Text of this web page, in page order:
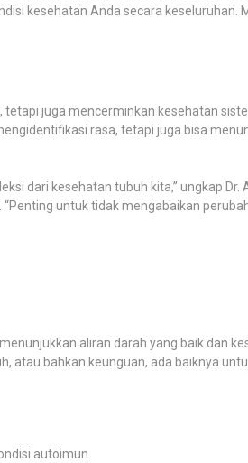
kesehatan Anda secara keseluruhan.
tetapi juga mencerminkan kesehatan
rasa, tetapi juga bisa
dari kesehatan tubuh kita,” ungkap Dr.
untuk tidak mengabaikan
aliran darah yang baik dan
atau bahkan keunguan, ada baiknya
autoimun.